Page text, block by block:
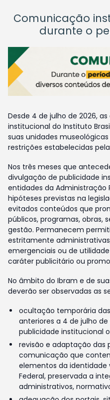
Comunicação
durante o
Desde 4 de julho de 2026,
institucional do Instituto
suas unidades
restrições estabelecidas
Nos três meses que
divulgação de publicidade
entidades da Administração
hipóteses previstas na
evitados conteúdos que
públicos, programas, obras,
gestão. Permanecem
estritamente
emergenciais ou de
caráter publicitário ou
No âmbito do Ibram e de
deverão ser observadas as
ocultação temporária
anteriores a 4 de julho
publicidade institucional
revisão e adaptação das
comunicação que
elementos da identidade
Federal, preservada a
administrativos,